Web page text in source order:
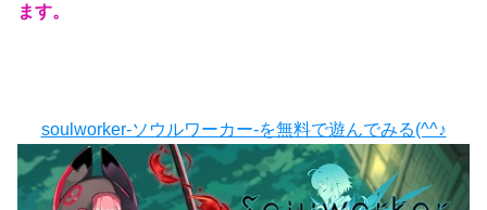
ます。
soulworker-ソウルワーカー-を無料で遊んでみる(^^♪